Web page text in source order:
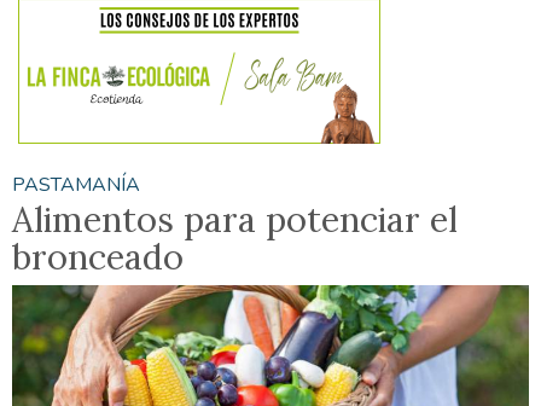
PASTAMANÍA
Alimentos para potenciar el
bronceado